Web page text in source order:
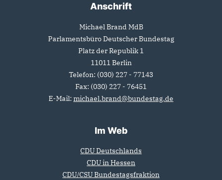
Anschrift
Michael Brand MdB
Parlamentsbüro Deutscher Bundestag
Platz der Republik 1
11011Berlin
Telefon: (030) 227 - 77143
Fax: (030) 227 - 76451
E-Mail: michael.brand@bundestag.de
Im Web
CDU Deutschlands
CDU in Hessen
CDU/CSU Bundestagsfraktion